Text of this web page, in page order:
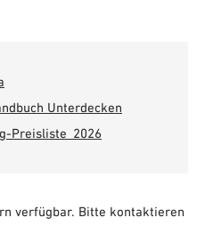
Unterdecken
Preisliste_2026
verfügbar. Bitte kontaktieren